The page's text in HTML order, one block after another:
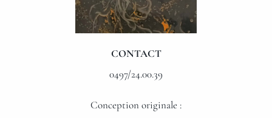
CONTACT
0497/24.00.39
Conception originale :